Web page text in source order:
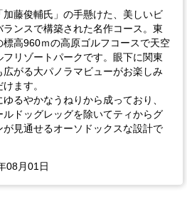
加藤俊輔氏」の手懸けた、美しいビ
ランスで構築された名作コース。東
標高960ｍの高原ゴルフコースで天空
フリゾートパークです。眼下に関東
広がる大パノラマビューがお楽しみ
ます。
ゆるやかなうねりから成っており、
ルドッグレッグを除いてティからグ
が見通せるオーソドックスな設計で
08月01日